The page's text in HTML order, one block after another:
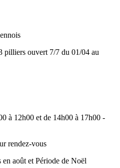
pilliers ouvert 7/7 du 01/04 au
à 12h00 et de 14h00 à 17h00 -
rendez-vous
en août et Période de Noël